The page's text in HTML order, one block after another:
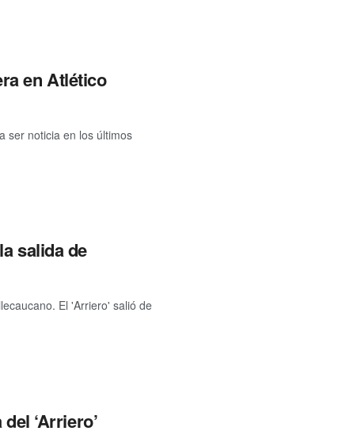
en Atlético
ser noticia en los últimos
salida de
El 'Arriero' salió de
‘Arriero’